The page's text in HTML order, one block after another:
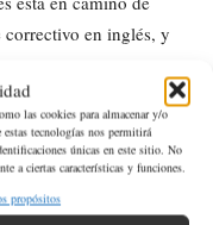
las cookies para almacenar y/o
tecnologías nos permitirá
únicas en este sitio. No
a ciertas características y funciones.
propósitos
en inglés, y